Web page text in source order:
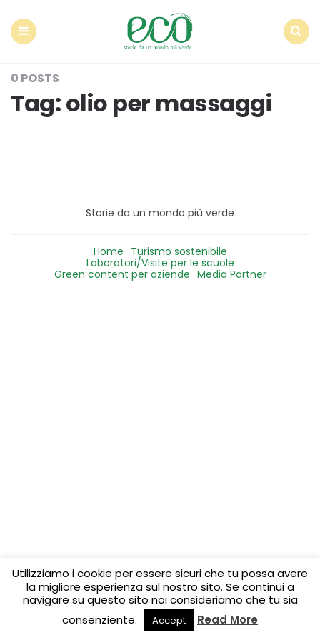
0 POSTS
Tag:olio per massaggi
Storie da un mondo più verde
Home Turismo sostenibile
Laboratori/Visite per le scuole
Green content per aziende Media Partner
Utilizziamo i cookie per essere sicuri che tu possa avere
la migliore esperienza sul nostro sito. Se continui a
navigare su questo sito noi consideriamo che tu sia
consenziente.
Accept Read More